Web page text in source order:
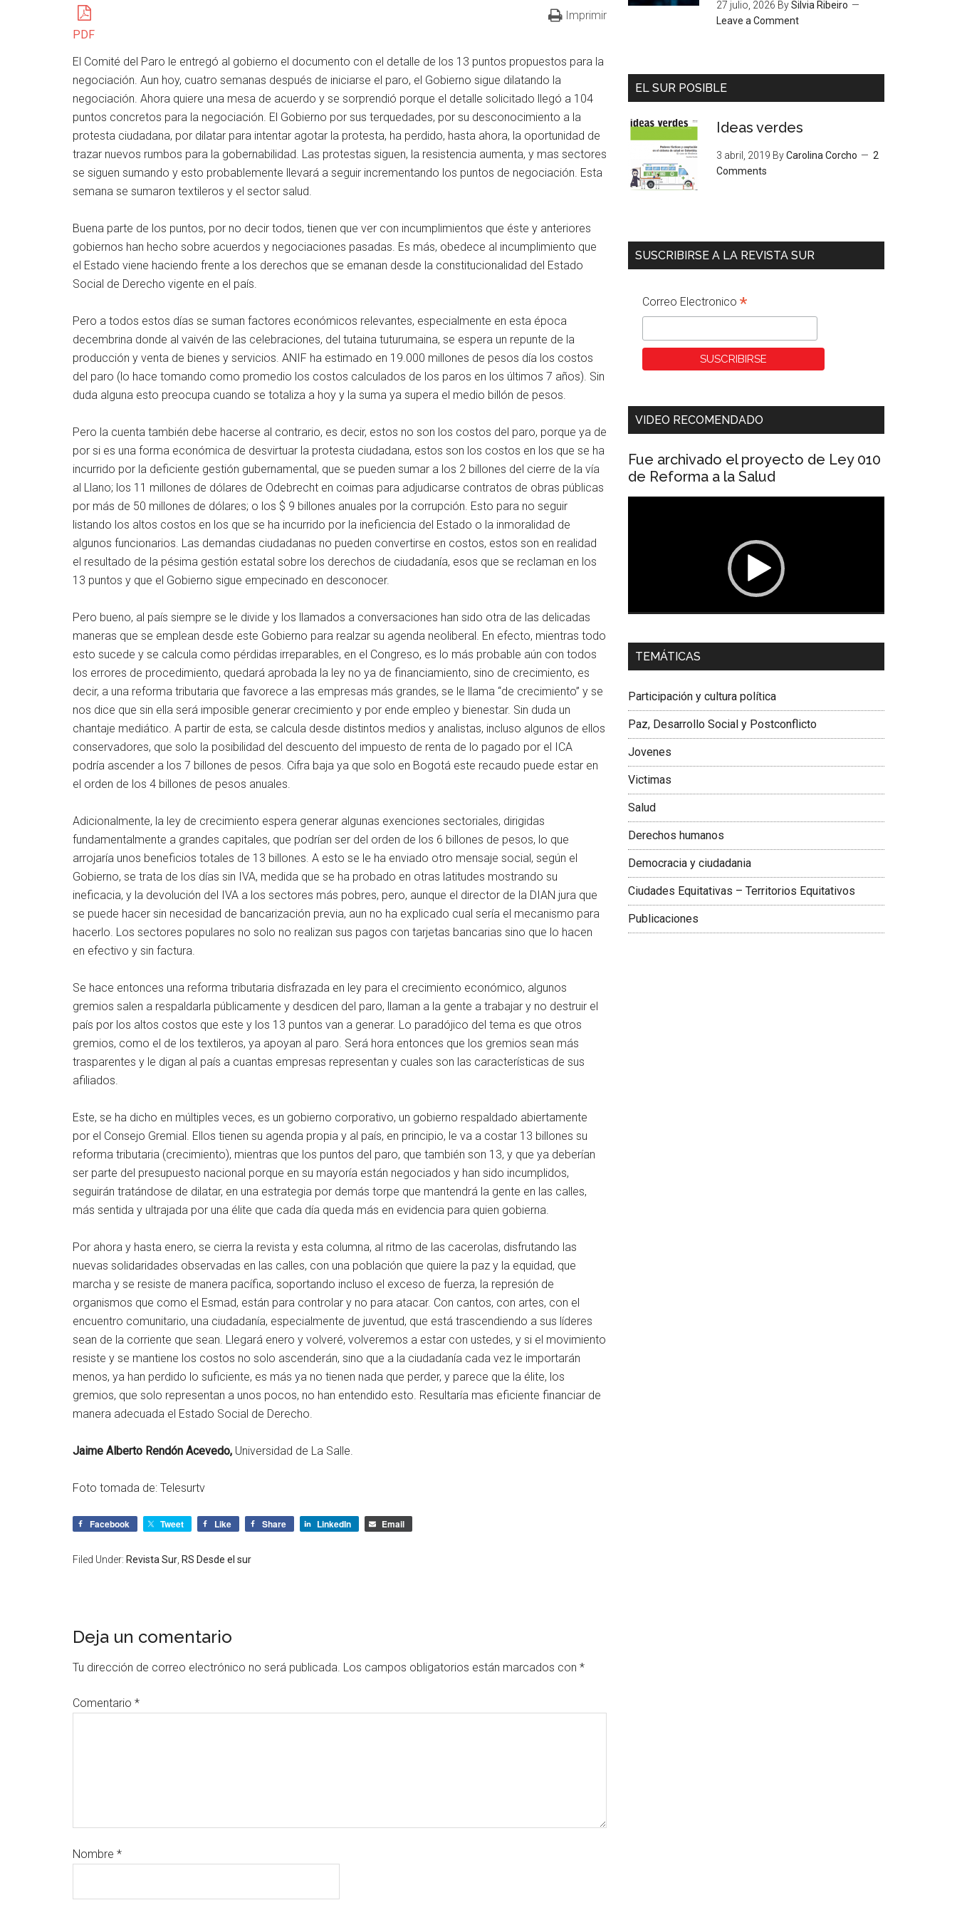
PDF
Imprimir
El Comité del Paro le entregó al gobierno el documento con el detalle de los 13 puntos propuestos para la
negociación. Aun hoy, cuatro semanas después de iniciarse el paro, el Gobierno sigue dilatando la
negociación. Ahora quiere una mesa de acuerdo y se sorprendió porque el detalle solicitado llegó a 104
puntos concretos para la negociación. El Gobierno por sus terquedades, por su desconocimiento a la
protesta ciudadana, por dilatar para intentar agotar la protesta, ha perdido, hasta ahora, la oportunidad de
trazar nuevos rumbos para la gobernabilidad. Las protestas siguen, la resistencia aumenta, y mas sectores
se siguen sumando y esto probablemente llevará a seguir incrementando los puntos de negociación. Esta
semana se sumaron textileros y el sector salud.
Buena parte de los puntos, por no decir todos, tienen que ver con incumplimientos que éste y anteriores
gobiernos han hecho sobre acuerdos y negociaciones pasadas. Es más, obedece al incumplimiento que
el Estado viene haciendo frente a los derechos que se emanan desde la constitucionalidad del Estado
Social de Derecho vigente en el país.
Pero a todos estos días se suman factores económicos relevantes, especialmente en esta época
decembrina donde al vaivén de las celebraciones, del tutaina tuturumaina, se espera un repunte de la
producción y venta de bienes y servicios. ANIF ha estimado en 19.000 millones de pesos día los costos
del paro (lo hace tomando como promedio los costos calculados de los paros en los últimos 7 años). Sin
duda alguna esto preocupa cuando se totaliza a hoy y la suma ya supera el medio billón de pesos.
Pero la cuenta también debe hacerse al contrario, es decir, estos no son los costos del paro, porque ya de
por si es una forma económica de desvirtuar la protesta ciudadana, estos son los costos en los que se ha
incurrido por la deficiente gestión gubernamental, que se pueden sumar a los 2 billones del cierre de la vía
al Llano; los 11 millones de dólares de Odebrecht en coimas para adjudicarse contratos de obras públicas
por más de 50 millones de dólares; o los $ 9 billones anuales por la corrupción. Esto para no seguir
listando los altos costos en los que se ha incurrido por la ineficiencia del Estado o la inmoralidad de
algunos funcionarios. Las demandas ciudadanas no pueden convertirse en costos, estos son en realidad
el resultado de la pésima gestión estatal sobre los derechos de ciudadanía, esos que se reclaman en los
13 puntos y que el Gobierno sigue empecinado en desconocer.
Pero bueno, al país siempre se le divide y los llamados a conversaciones han sido otra de las delicadas
maneras que se emplean desde este Gobierno para realzar su agenda neoliberal. En efecto, mientras todo
esto sucede y se calcula como pérdidas irreparables, en el Congreso, es lo más probable aún con todos
los errores de procedimiento, quedará aprobada la ley no ya de financiamiento, sino de crecimiento, es
decir, a una reforma tributaria que favorece a las empresas más grandes, se le llama “de crecimiento” y se
nos dice que sin ella será imposible generar crecimiento y por ende empleo y bienestar. Sin duda un
chantaje mediático. A partir de esta, se calcula desde distintos medios y analistas, incluso algunos de ellos
conservadores, que solo la posibilidad del descuento del impuesto de renta de lo pagado por el ICA
podría ascender a los 7 billones de pesos. Cifra baja ya que solo en Bogotá este recaudo puede estar en
el orden de los 4 billones de pesos anuales.
Adicionalmente, la ley de crecimiento espera generar algunas exenciones sectoriales, dirigidas
fundamentalmente a grandes capitales, que podrían ser del orden de los 6 billones de pesos, lo que
arrojaría unos beneficios totales de 13 billones. A esto se le ha enviado otro mensaje social, según el
Gobierno, se trata de los días sin IVA, medida que se ha probado en otras latitudes mostrando su
ineficacia, y la devolución del IVA a los sectores más pobres, pero, aunque el director de la DIAN jura que
se puede hacer sin necesidad de bancarización previa, aun no ha explicado cual sería el mecanismo para
hacerlo. Los sectores populares no solo no realizan sus pagos con tarjetas bancarias sino que lo hacen
en efectivo y sin factura.
Se hace entonces una reforma tributaria disfrazada en ley para el crecimiento económico, algunos
gremios salen a respaldarla públicamente y desdicen del paro, llaman a la gente a trabajar y no destruir el
país por los altos costos que este y los 13 puntos van a generar. Lo paradójico del tema es que otros
gremios, como el de los textileros, ya apoyan al paro. Será hora entonces que los gremios sean más
trasparentes y le digan al país a cuantas empresas representan y cuales son las características de sus
afiliados.
Este, se ha dicho en múltiples veces, es un gobierno corporativo, un gobierno respaldado abiertamente
por el Consejo Gremial. Ellos tienen su agenda propia y al país, en principio, le va a costar 13 billones su
reforma tributaria (crecimiento), mientras que los puntos del paro, que también son 13, y que ya deberían
ser parte del presupuesto nacional porque en su mayoría están negociados y han sido incumplidos,
seguirán tratándose de dilatar, en una estrategia por demás torpe que mantendrá la gente en las calles,
más sentida y ultrajada por una élite que cada día queda más en evidencia para quien gobierna.
Por ahora y hasta enero, se cierra la revista y esta columna, al ritmo de las cacerolas, disfrutando las
nuevas solidaridades observadas en las calles, con una población que quiere la paz y la equidad, que
marcha y se resiste de manera pacífica, soportando incluso el exceso de fuerza, la represión de
organismos que como el Esmad, están para controlar y no para atacar. Con cantos, con artes, con el
encuentro comunitario, una ciudadanía, especialmente de juventud, que está trascendiendo a sus líderes
sean de la corriente que sean. Llegará enero y volveré, volveremos a estar con ustedes, y si el movimiento
resiste y se mantiene los costos no solo ascenderán, sino que a la ciudadanía cada vez le importarán
menos, ya han perdido lo suficiente, es más ya no tienen nada que perder, y parece que la élite, los
gremios, que solo representan a unos pocos, no han entendido esto. Resultaría mas eficiente financiar de
manera adecuada el Estado Social de Derecho.
Jaime Alberto Rendón Acevedo, Universidad de La Salle.
Foto tomada de: Telesurtv
Facebook Tweet Like Share LinkedIn Email
Filed Under: Revista Sur RS Desde el sur
Deja un comentario
Tu dirección de correo electrónico no será publicada. Los campos obligatorios están marcados con *
Comentario *
Nombre *
27 julio, 2026 BySilvia Ribeiro
Leave a Comment
EL SUR POSIBLE
Ideas verdes
3 abril, 2019 ByCarolina Corcho
2
Comments
SUSCRIBIRSE A LA REVISTA SUR
Correo Electronico *
VIDEO RECOMENDADO
Fue archivado el proyecto de Ley 010
de Reforma a la Salud
Dra. Carolina Corcho Mejía,
Latinoamericana Sur, Vicepresidenta Federación
TEMÁTICAS
Participación y cultura política
Paz, Desarrollo Social y Postconflicto
Jovenes
Victimas
Salud
Derechos humanos
Democracia y ciudadania
Ciudades Equitativas – Territorios Equitativos
Publicaciones